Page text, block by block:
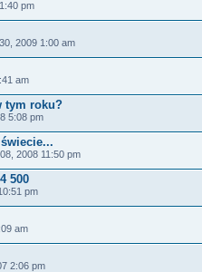
pm
2009 1:00 am
am
tym roku?
5:08 pm
2008 11:50 pm
500
pm
am
2:06 pm